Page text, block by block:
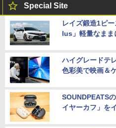
Special Site
レイズ鍛造1ピ
lus」軽量なまま
ハイグレードテ
色彩美で映画＆
SOUNDPEATS
イヤーカフ」を